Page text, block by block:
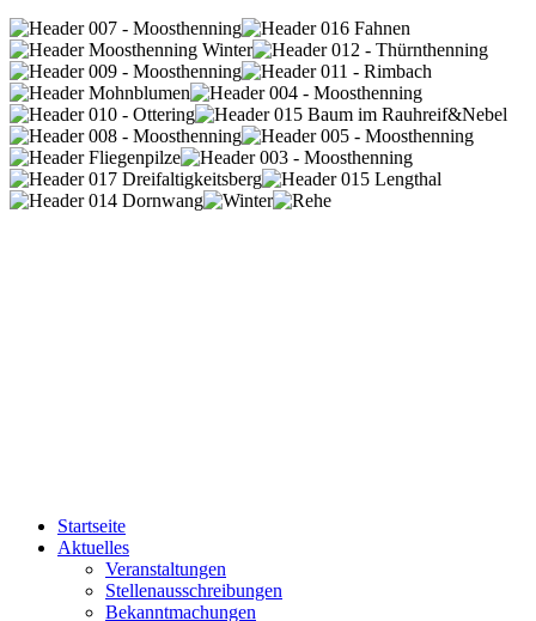
Startseite
Aktuelles
Veranstaltungen
Stellenausschreibungen
Bekanntmachungen